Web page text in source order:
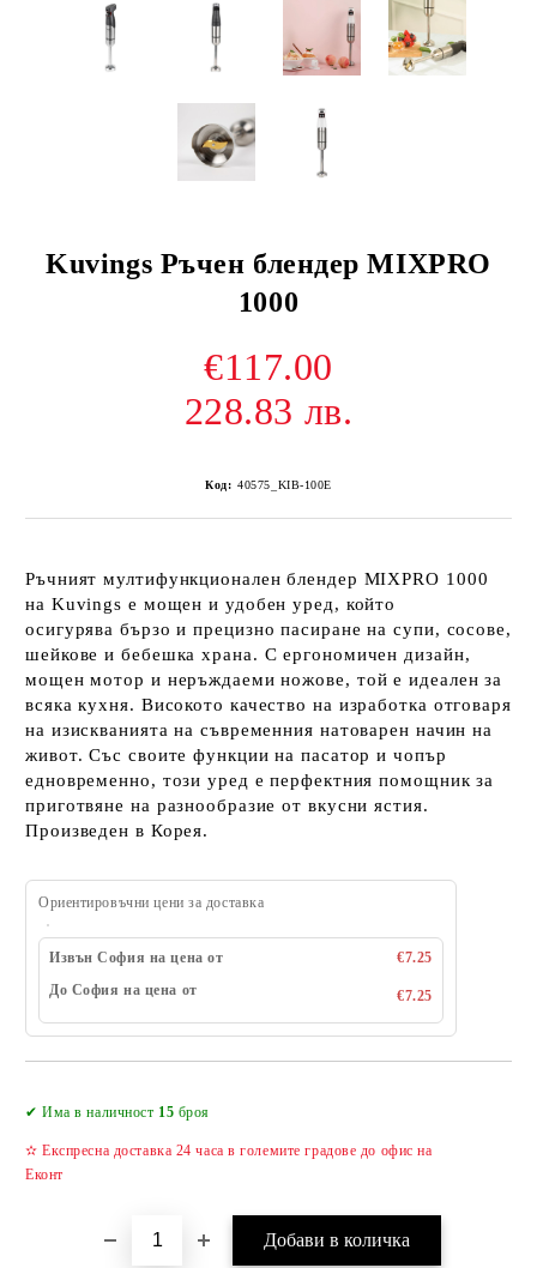
Kuvings Ръчен блендер MIXPRO
1000
€117.00
228.83 лв.
Код: 40575_KIB-100E
Ръчният мултифункционален блендер MIXPRO 1000
на Kuvings е мощен и удобен уред, който
осигурявабързо и прецизно пасиране на супи, сосове,
шейкове и бебешка храна. Сергономичен дизайн,
мощен мотор и неръждаеми ножове, той е идеален за
всяка кухня. Високото качество на изработка отговаря
на изискванията на съвременния натоварен начин на
живот. Със своите функции на пасатор и чопър
едновременно, този уред е перфектния помощник за
приготвяне на разнообразие от вкусни ястия.
Произведен в Корея.
Ориентировъчни цени за доставка
Извън София на цена от
€7.25
До София на цена от
€7.25
✔ Има в наличност 15 броя
✫ Експресна доставка 24 часа в големите градове до офис на
Еконт